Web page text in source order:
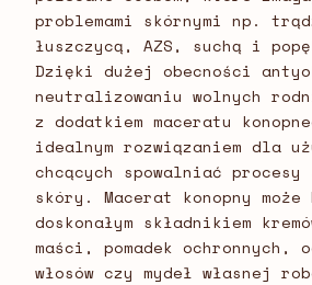
problemami skórnymi np.
łuszczycą, AZS, suchą i
Dzięki dużej obecności
neutralizowaniu wolnych
z dodatkiem maceratu
idealnym rozwiązaniem dla
chcących spowalniać
skóry. Macerat konopny może
doskonałym składnikiem
maści, pomadek ochronnych,
włosów czy mydeł własnej